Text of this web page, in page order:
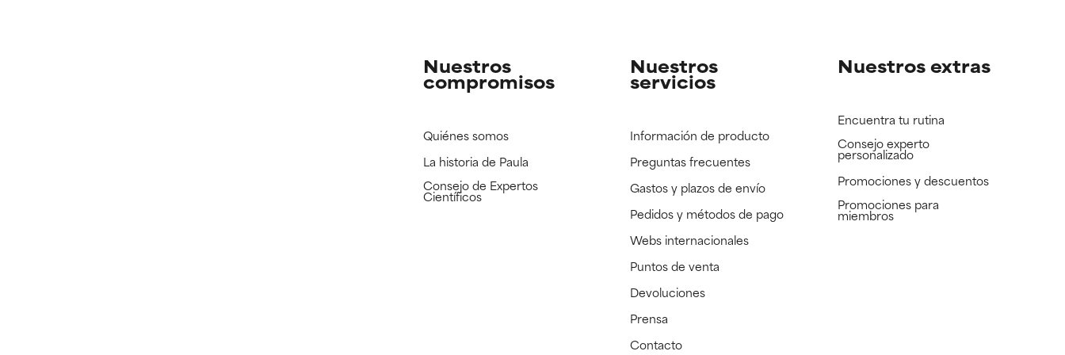
Nuestros
compromisos
Quiénes somos
La historia de Paula
Consejo de Expertos
Científicos
Nuestros
servicios
Información de producto
Preguntas frecuentes
Gastos y plazos de envío
Pedidos y métodos de pago
Webs internacionales
Puntos de venta
Devoluciones
Prensa
Contacto
Nuestros extras
Encuentra tu rutina
Consejo experto
personalizado
Promociones y descuentos​
Promociones para
miembros